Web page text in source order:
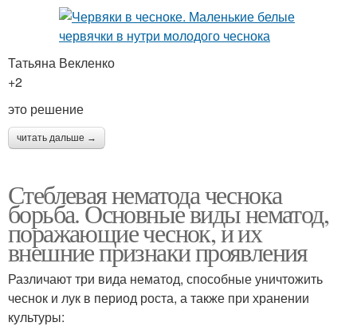
Татьяна Векленко
+2
это решение
читать дальше →
Стеблевая нематода чеснока
борьба. Основные виды нематод,
поражающие чеснок, и их
внешние признаки проявления
Различают три вида нематод, способные уничтожить
чеснок и лук в период роста, а также при хранении
культуры: